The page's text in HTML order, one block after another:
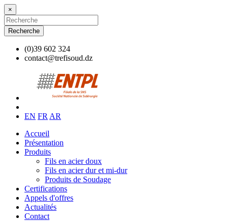
×
Recherche
(0)39 602 324
contact@trefisoud.dz
EN FR AR
Accueil
Présentation
Produits
Fils en acier doux
Fils en acier dur et mi-dur
Produits de Soudage
Certifications
Appels d'offres
Actualités
Contact